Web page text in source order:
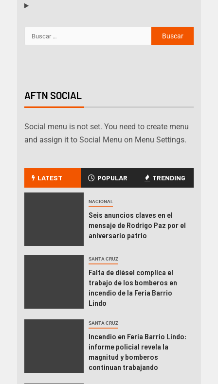
AFTN SOCIAL
Social menu is not set. You need to create menu
and assign it to Social Menu on Menu Settings.
LATEST POPULAR TRENDING
NACIONAL
Seis anuncios claves en el
mensaje de Rodrigo Paz por el
aniversario patrio
SANTA CRUZ
Falta de diésel complica el
trabajo de los bomberos en
incendio de la Feria Barrio
Lindo
SANTA CRUZ
Incendio en Feria Barrio Lindo:
informe policial revela la
magnitud y bomberos
continuan trabajando